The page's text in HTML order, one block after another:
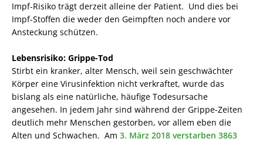
Impf-Risiko trägt derzeit alleine der Patient. Und dies bei
Impf-Stoffen die weder den Geimpften noch andere vor
Ansteckung schützen.
Lebensrisiko: Grippe-Tod
Stirbt ein kranker, alter Mensch, weil sein geschwächter
Körper eine Virusinfektion nicht verkraftet, wurde das
bislang als eine natürliche, häufige Todesursache
angesehen. In jedem Jahr sind während der Grippe-Zeiten
deutlich mehr Menschen gestorben, vor allem eben die
Alten und Schwachen. Am 3. März 2018 verstarben 3863